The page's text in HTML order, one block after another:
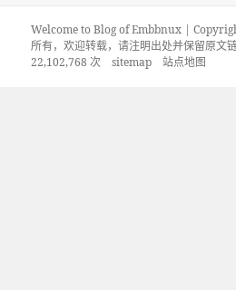
Welcome to Blog of Embbnux |
所有，欢迎转载，请注明出处并保留原文
22,102,768 次sitemap 站点地图